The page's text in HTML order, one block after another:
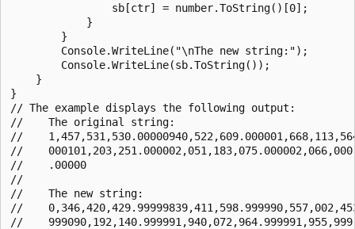
                sb[ctr] = number.ToString()[0];
            }
        }
        Console.WriteLine("\nThe new string:");
        Console.WriteLine(sb.ToString());
    }
}
// The example displays the following output:
//    The original string:
//
//
//    .00000
//
//    The new string:
//
//